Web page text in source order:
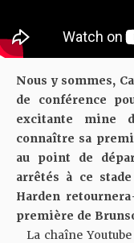
Nous y sommes,
de conférence
excitante mine
connaître sa
au point de
arrêtés à ce
Harden
première de
La chaîne